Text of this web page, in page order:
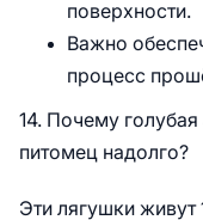
поверхности.
Важно
процесс
14. Почему
питомец надолго?
Эти лягушки живут